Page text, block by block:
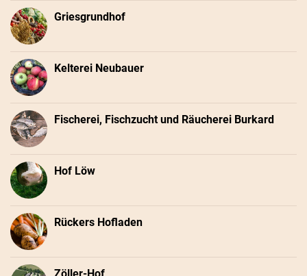
Griesgrundhof
Kelterei Neubauer
Fischerei, Fischzucht und Räucherei Burkard
Hof Löw
Rückers Hofladen
Zöller-Hof